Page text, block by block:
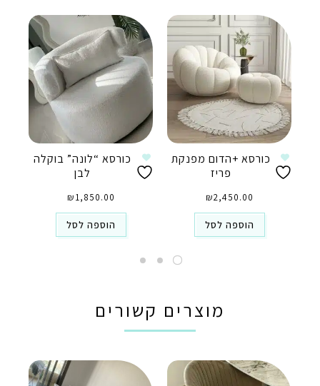
כורסא +הדום מפנקת
פריז
₪2,450.00
הוספה לסל
כורסא “לונה” בוקלה
לבן
₪1,850.00
הוספה לסל
מוצרים קשורים